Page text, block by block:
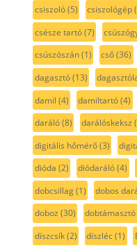
csiszoló(5) csiszológép
csésze tartó(7)
csúszószán(1) cső(36)
dagasztó(13)
damil (4) damiltartó(4)
daráló(8) darálóskeksz
digitális hőmérő(3)
dióda (2) diódaráló(4)
dobcsillag(1) dobos
doboz (30) dobtámasztó
díszcsík(2) díszléc(1)